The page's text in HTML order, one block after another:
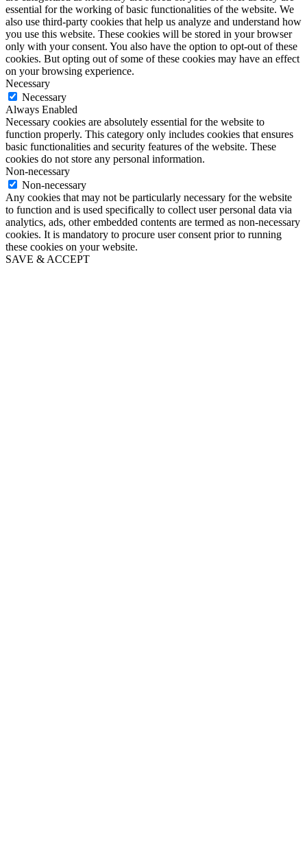
essential for the working of basic functionalities of the website. We
also use third-party cookies that help us analyze and understand how
you use this website. These cookies will be stored in your browser
only with your consent. You also have the option to opt-out of these
cookies. But opting out of some of these cookies may have an effect
on your browsing experience.
Necessary
Necessary
Always Enabled
Necessary cookies are absolutely essential for the website to
function properly. This category only includes cookies that ensures
basic functionalities and security features of the website. These
cookies do not store any personal information.
Non-necessary
Non-necessary
Any cookies that may not be particularly necessary for the website
to function and is used specifically to collect user personal data via
analytics, ads, other embedded contents are termed as non-necessary
cookies. It is mandatory to procure user consent prior to running
these cookies on your website.
SAVE & ACCEPT